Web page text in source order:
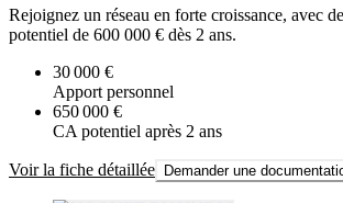
Rejoignez un réseau en forte croissance, avec
potentiel de 600 000 € dès 2 ans.
30 000 €
Apport personnel
650 000 €
CA potentiel après 2 ans
Voir la fiche détaillée Demander une